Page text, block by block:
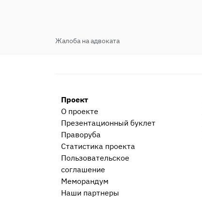
Жалоба на адвоката
Проект
О проекте
Презентационный букл​ет
Праворуба
Статистика проекта
Пользовательское
соглашение
Меморандум
Наши партнеры